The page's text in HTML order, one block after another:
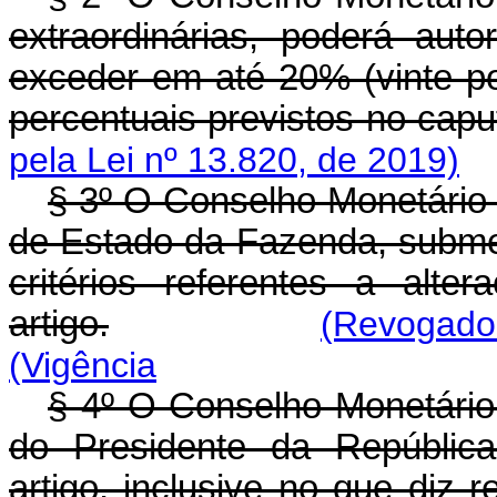
extraordinárias, poderá
exceder em até 20% (vinte
percentuais previstos no
pela Lei nº 13.820, de 2019)
§ 3º O Conselho
de Estado da Fazenda,
critérios referentes a
artigo.
(Vigência
§ 4º O Conselho
do Presidente da
artigo, inclusive no que diz